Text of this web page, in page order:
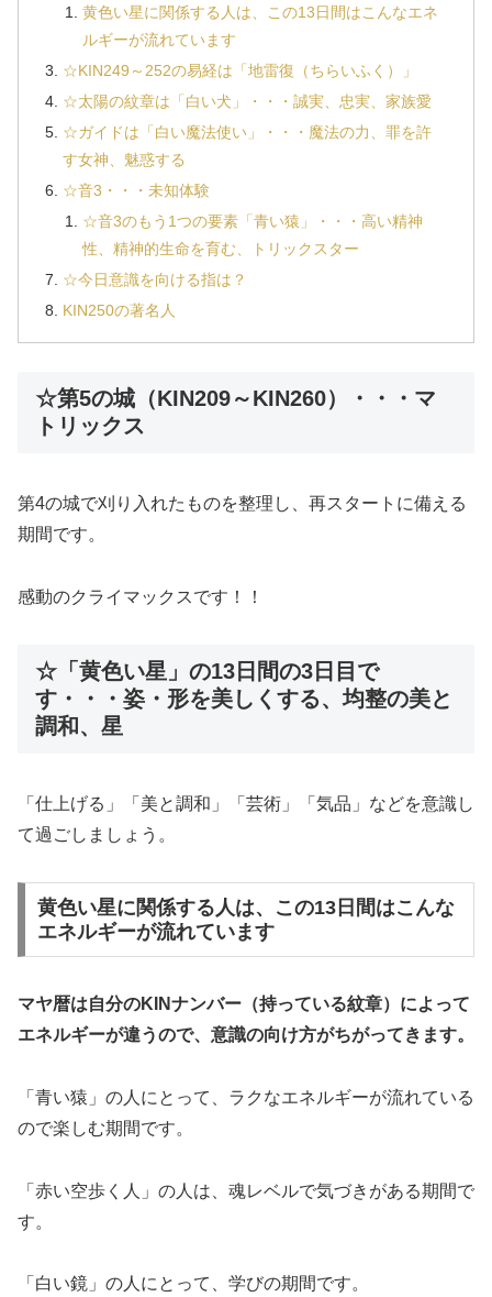
黄色い星に関係する人は、この13日間はこんなエネ
ルギーが流れています
☆KIN249～252の易経は「地雷復（ちらいふく）」
☆太陽の紋章は「白い犬」・・・誠実、忠実、家族愛
☆ガイドは「白い魔法使い」・・・魔法の力、罪を許
す女神、魅惑する
☆音3・・・未知体験
☆音3のもう1つの要素「青い猿」・・・高い精神
性、精神的生命を育む、トリックスター
☆今日意識を向ける指は？
KIN250の著名人
☆第5の城（KIN209～KIN260）・・・マ
トリックス
第4の城で刈り入れたものを整理し、再スタートに備える
期間です。
感動のクライマックスです！！
☆「黄色い星」の13日間の3日目で
す・・・姿・形を美しくする、均整の美と
調和、星
「仕上げる」「美と調和」「芸術」「気品」などを意識し
て過ごしましょう。
黄色い星に関係する人は、この13日間はこんな
エネルギーが流れています
マヤ暦は自分のKINナンバー（持っている紋章）によって
エネルギーが違うので、意識の向け方がちがってきます。
「青い猿」の人にとって、ラクなエネルギーが流れている
ので楽しむ期間です。
「赤い空歩く人」の人は、魂レベルで気づきがある期間で
す。
「白い鏡」の人にとって、学びの期間です。